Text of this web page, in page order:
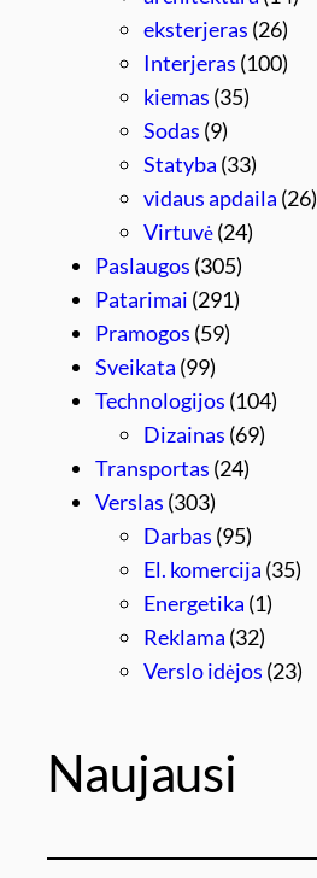
eksterjeras (26)
Interjeras (100)
kiemas (35)
Sodas (9)
Statyba (33)
vidaus apdaila (26)
Virtuvė(24)
Paslaugos (305)
Patarimai (291)
Pramogos (59)
Sveikata (99)
Technologijos (104)
Dizainas (69)
Transportas (24)
Verslas (303)
Darbas (95)
El. komercija (35)
Energetika (1)
Reklama (32)
Verslo idėjos (23)
Naujausi